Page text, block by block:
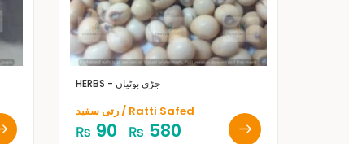
HERBS - جڑی بوٹیاں
رتی سفید / Ratti Safed
₨ 90 – ₨ 580